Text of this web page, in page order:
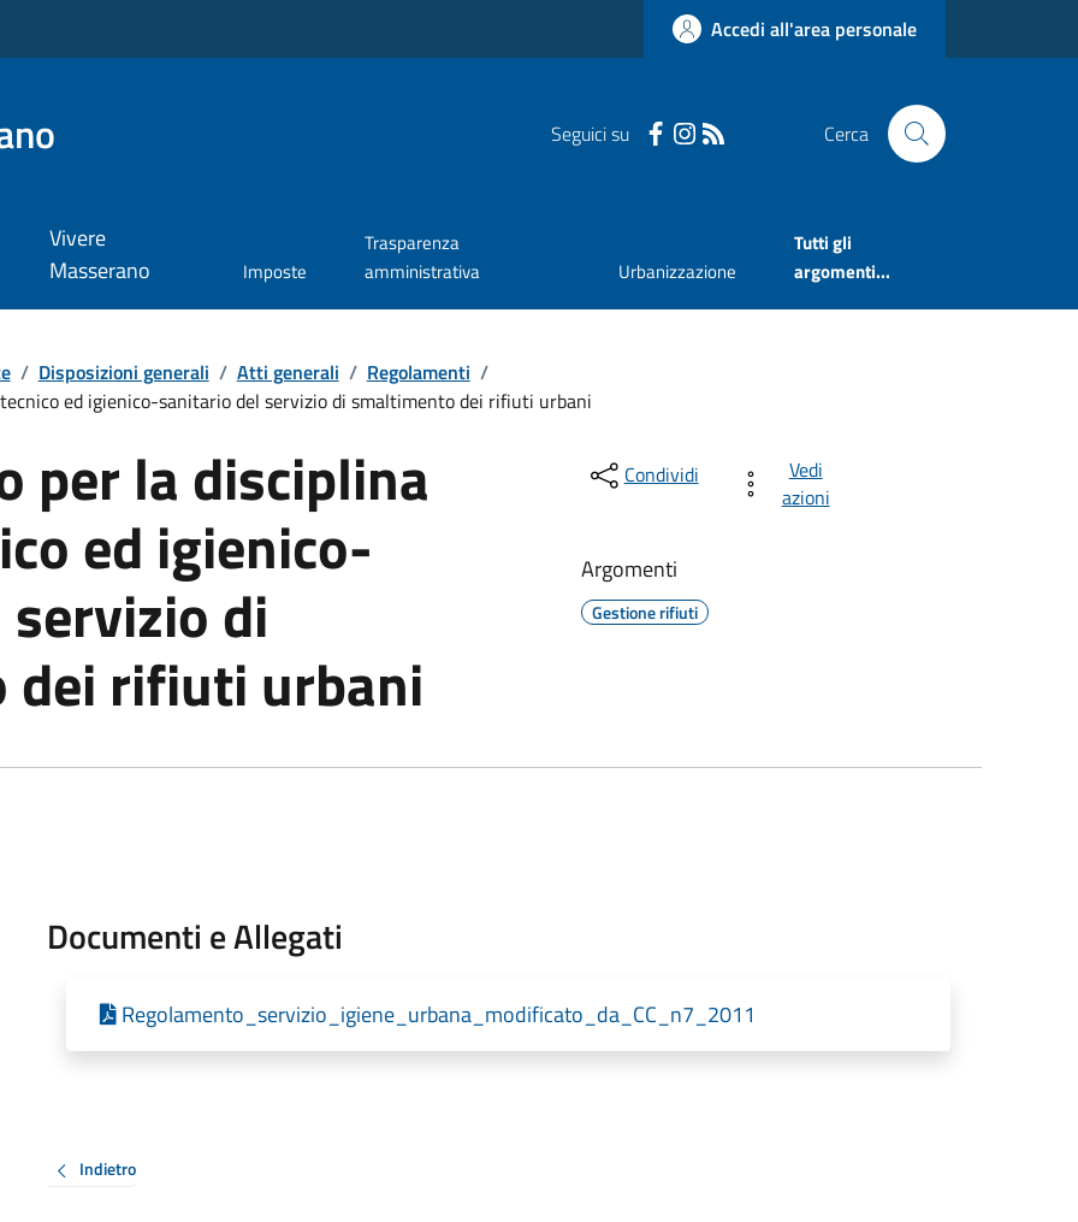
Accedi all'area personale
Seguici su Cerca
Vivere
Masserano
Imposte
Trasparenza
amministrativa
Urbanizzazione
Tutti gli
argomenti...
/ Disposizioni generali / Atti generali / Regolamenti /
ed igienico-sanitario del servizio di smaltimento dei rifiuti urbani
per la disciplina
ed igienico-
di
rifiuti urbani
Condividi
Vedi
azioni
Argomenti
Gestione rifiuti
Documenti e Allegati
Regolamento_servizio_igiene_urbana_modificato_da_CC_n7_2011
Indietro